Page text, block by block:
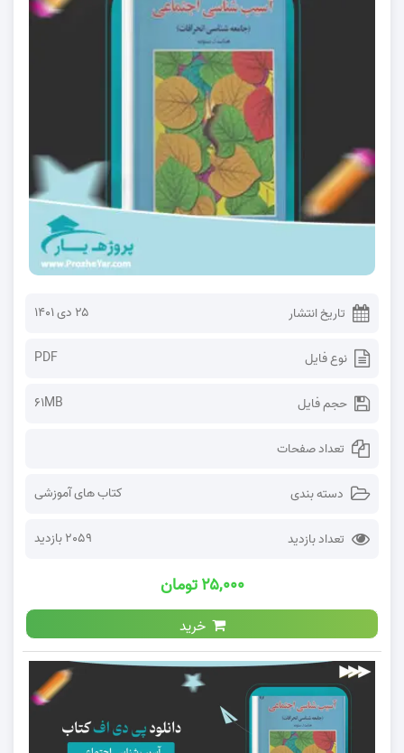
تاریخ انتشار ۲۵ دی ۱۴۰۱
نوع فایل PDF
حجم فایل 61MB
تعداد صفحات
دسته بندی کتاب های آموزشی
تعداد بازدید 2059 بازدید
۲۵,۰۰۰ تومان
خرید